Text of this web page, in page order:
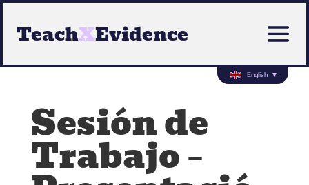
TeachXEvidence
Sesión de
Trabajo –
English ▼